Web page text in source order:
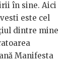
în sine. Aici
este cel
dintre mine
Manifesta